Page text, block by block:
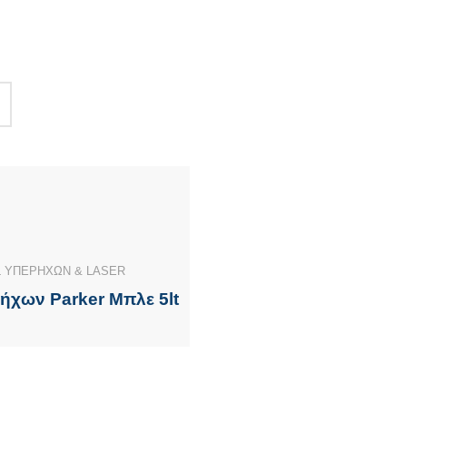
ΥΠΕΡΗΧΩΝ & LASER
Parker Μπλε 5lt